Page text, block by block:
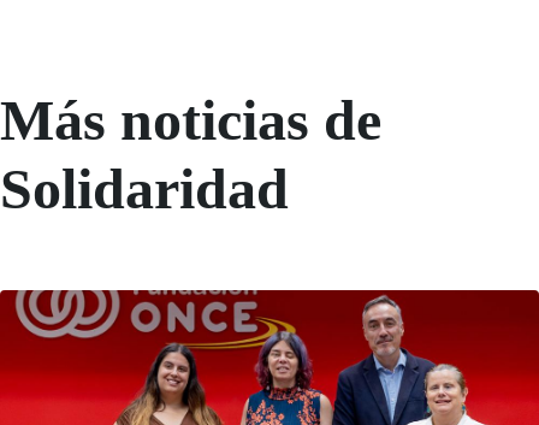
Más noticias de
Solidaridad